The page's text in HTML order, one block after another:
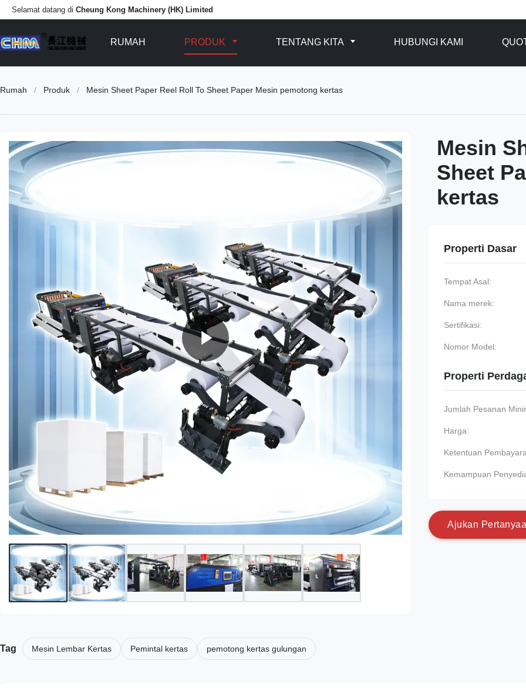
Selamat datang di Cheung Kong Machinery (HK) Limited
RUMAH PRODUK TENTANG KITA HUBUNGI KAMI
Rumah / Produk / Mesin Sheet Paper Reel Roll To Sheet Paper Mesin pemotong kertas
Mesin
Sheet
kertas
Properti Dasar
Tempat Asal:
Nama merek:
Sertifikasi:
Nomor Model:
Properti
Jumlah Pesanan
Harga:
Ketentuan
Kemampuan
Aju kan Pertanyaa
Tag Mesin Lembar Kertas Pemintal kertas pemotong kertas gulungan